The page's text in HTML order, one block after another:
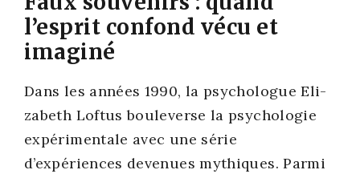
l’esprit confond vécu et
imaginé
Dans les années 1990, la psy­cho­logue Eli­
za­beth Lof­tus bou­le­verse la psy­cho­lo­gie
expé­ri­men­tale avec une série
d’expériences deve­nues mythiques. Par­mi